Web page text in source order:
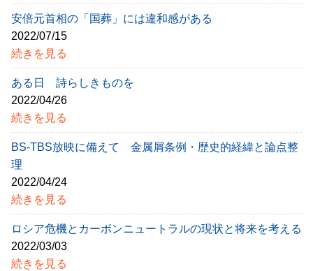
安倍元首相の「国葬」には違和感がある
2022/07/15
続きを見る
ある日 詩らしきものを
2022/04/26
続きを見る
BS-TBS放映に備えて 金属屑条例・歴史的経緯と論点整
理
2022/04/24
続きを見る
ロシア危機とカーボンニュートラルの現状と将来を考える
2022/03/03
続きを見る